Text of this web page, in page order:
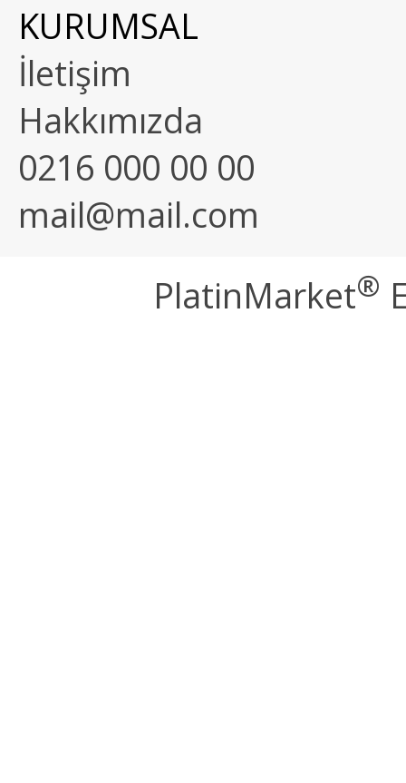
KURUMSAL
İletişim
Hakkımızda
0216 000 00 00
mail@mail.com
PlatinMarket®